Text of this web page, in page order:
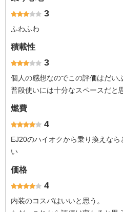
3
ふわふわ
積載性
3
個人の感想なのでこの評価はだい
普段使いには十分なスペースだと
燃費
4
EJ20のハイオクから乗り換えな
い
価格
4
内装のコスパはいいと思う。